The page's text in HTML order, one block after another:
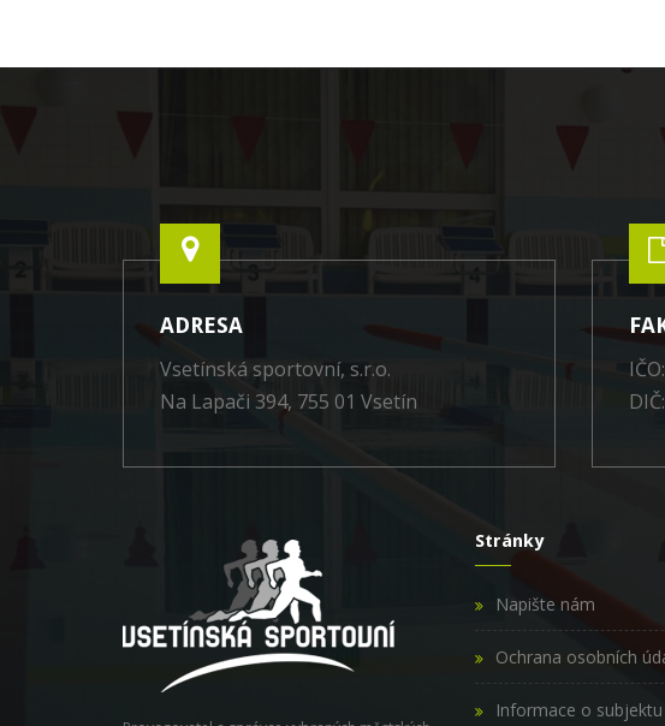
ADRESA
Vsetínská sportovní, s.r.o.
Na Lapači 394, 755 01 Vsetín
Stránky
Napište nám
Ochrana osobních
Informace o subjektu